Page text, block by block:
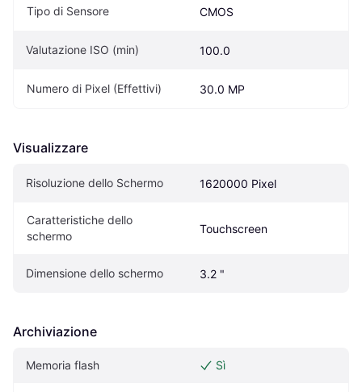
Tipo di Sensore CMOS
Valutazione ISO (min) 100.0
Numero di Pixel (Effettivi) 30.0 MP
Visualizzare
Risoluzione dello Schermo 1620000 Pixel
Caratteristiche dello
schermo
Touchscreen
Dimensione dello schermo 3.2 "
Archiviazione
Memoria flash Sì